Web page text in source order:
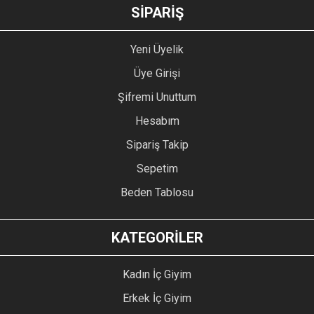
GÖNDER
SİPARİŞ
Yeni Üyelik
Üye Girişi
Şifremi Unuttum
Hesabım
Sipariş Takip
Sepetim
Beden Tablosu
KATEGORİLER
Kadın İç Giyim
Erkek İç Giyim